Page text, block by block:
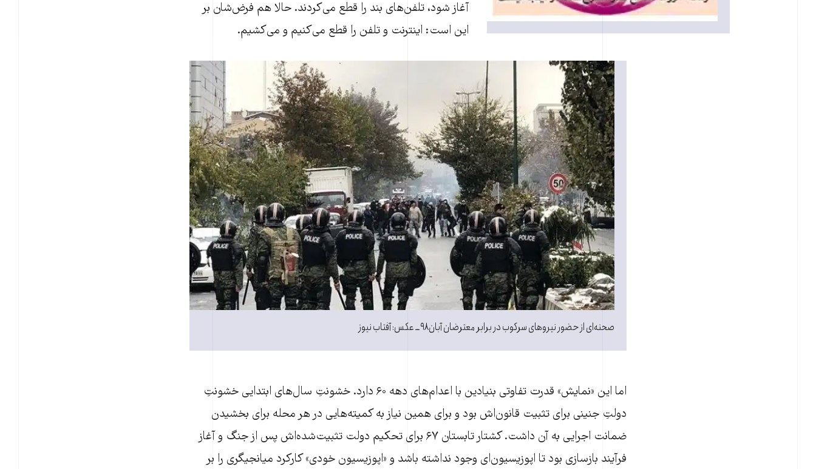
آغاز شود، تلفن‌های بند را قطع می‌کردند. حالا هم فرض‌شان بر
این است: اینترنت و تلفن را قطع می‌کنیم و می‌کشیم.
صحنه‌ای از حضور نیروهای سرکوب در برابر معترضان آبان ۹۸ ــ عکس: آفتاب نیوز
اما این «نمایش» قدرت تفاوتی بنیادین با اعدام‌های دهه ۶۰ دارد. خشونتِ‌ سال‌های ابتدایی خشونتِ
دولتِ جنینی برای تثبیت قانون‌اش بود و برای همین نیاز به کمیته‌هایی در هر محله برای بخشیدن
ضمانت اجرایی به آن داشت. کشتار تابستان ۶۷ برای تحکیم دولت تثبیت‌شده‌اش پس از جنگ و آغاز
فرآیند بازسازی بود تا اپوزیسیون‌ای وجود نداشته باشد و «اپوزیسیون خودی» کارکرد میانجیگری را بر